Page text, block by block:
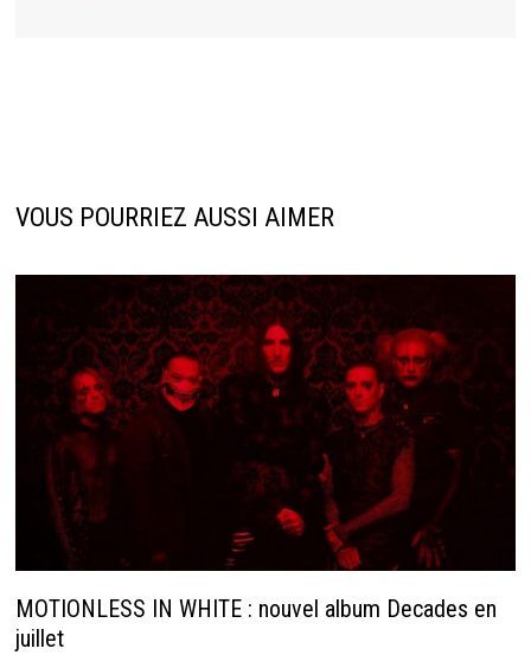
VOUS POURRIEZ AUSSI AIMER
MOTIONLESS IN WHITE : nouvel album Decades en
juillet